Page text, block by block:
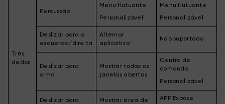
Três
dedos
Percussão
Menu flutuante
Personalizável
Menu flutuante
Personalizável
Deslizar para a
esquerda/direita
Alternar
aplicativo
Não suportado
Deslizar para
cima
Mostrar todas as
janelas abertas
Centro de
comando
Personalizável
Deslizar para
Mostrar área de
APP Expose